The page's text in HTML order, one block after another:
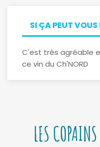
SI ÇA PEUT VOUS
C'est très agréable
ce vin du Ch'NORD
LES